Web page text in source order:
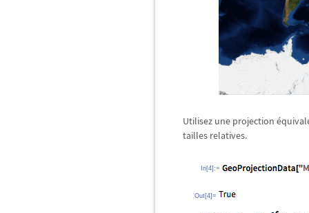
Utilisez une projection
tailles relatives.
In[4]:=
Out[4]=